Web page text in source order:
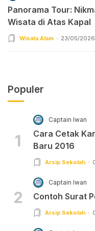
Panorama Tour:
Wisata di Atas Kapal
Wisata Alam 23/05/
Populer
1
Captain Iwan
Cara Cetak
Baru 2016
Arsip Sekolah
2
Captain Iwan
Contoh Surat
Arsip Sekolah